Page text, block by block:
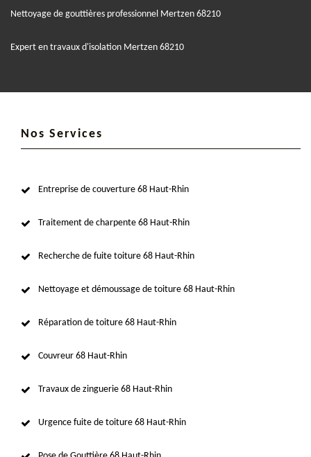
Nettoyage de gouttières professionnel Mertzen 68210
Expert en travaux d'isolation Mertzen 68210
Nos Services
Entreprise de couverture 68 Haut-Rhin
Traitement de charpente 68 Haut-Rhin
Recherche de fuite toiture 68 Haut-Rhin
Nettoyage et démoussage de toiture 68 Haut-Rhin
Réparation de toiture 68 Haut-Rhin
Couvreur 68 Haut-Rhin
Travaux de zinguerie 68 Haut-Rhin
Urgence fuite de toiture 68 Haut-Rhin